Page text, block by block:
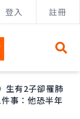
登入 註冊
生有2子卻罹肺
事：他恐半年